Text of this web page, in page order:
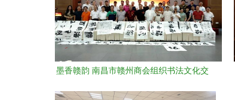
墨香赣韵 南昌市赣州商会组织书法文化交